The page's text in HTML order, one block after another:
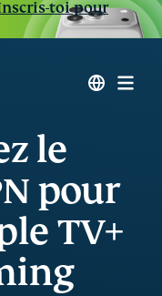
toi pour
le
pour
TV+